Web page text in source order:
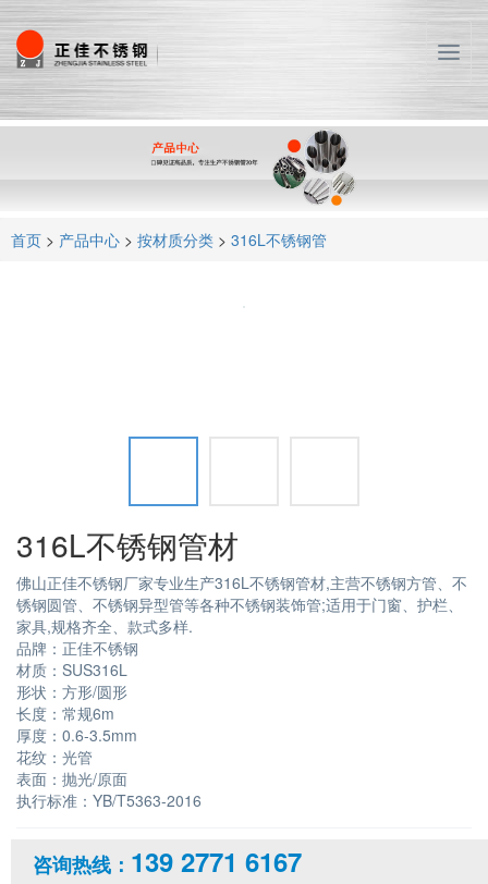
T
o
g
n
首页 > 产品中心 > 按材质分类 > 316L不锈钢管
316L不锈钢管材
佛山正佳不锈钢厂家专业生产316L不锈钢管材,主营不锈钢方管、不
锈钢圆管、不锈钢异型管等各种不锈钢装饰管;适用于门窗、护栏、
家具,规格齐全、款式多样.
品牌：正佳不锈钢
材质：SUS316L
形状：方形/圆形
长度：常规6m
厚度：0.6-3.5mm
花纹：光管
表面：抛光/原面
执行标准：YB/T5363-2016
咨询热线： 139 2771 6167